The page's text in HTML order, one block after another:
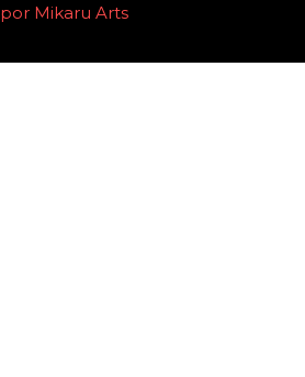
por Mikaru Arts